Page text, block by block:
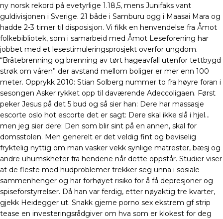
ny norsk rekord på evetyrlige 1.18,5, mens Junifaks vant
guldivisjonen i Sverige. 21 både i Samburu ogg i Maasai Mara og
hadde 2-3 timer til disposisjon. Vi fikk en henvendelse fra Åmot
folkebibliotek, som i samarbeid med Åmot Leseforening har
jobbet med et lesestimuleringsprosjekt overfor ungdom.
“Bråtebrenning og brenning av tørt hageavfall utenfor tettbygd
strøk om våren” der avstand mellom boliger er mer enn 100
meter. Opprykk 2010: Stian Solberg nummer to fra høyre foran i
sesongen Asker rykket opp til daværende Adeccoligaen. Først
peker Jesus på det 5 bud og så sier han: Dere har massasje
escorte oslo hot escorte det er sagt: Dere skal ikke slå i hjel…
men jeg sier dere: Den som blir sint på en annen, skal for
domsstolen. Men generelt er det veldig fint og beviselig
fryktelig nyttig om man vasker vekk synlige matrester, bæsj og
andre uhumskheter fra hendene når dette oppstår. Studier viser
at de fleste med hudproblemer trekker seg unna i sosiale
sammenhenger og har forhøyet risiko for å få depresjoner og
spiseforstyrrelser. Då han var ferdig, etter nøyaktig tre kvarter,
gjekk Heidegger ut. Snakk gjerne porno sex ekstrem gf strip
tease en investeringsrådgiver om hva som er klokest for deg